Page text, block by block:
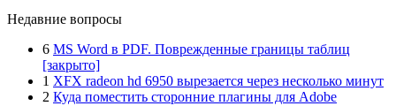
Недавние вопросы
6 MS Word в PDF. Поврежденные границы таблиц
[закрыто]
1 XFX radeon hd 6950 вырезается через несколько минут
2 Куда поместить сторонние плагины для Adobe